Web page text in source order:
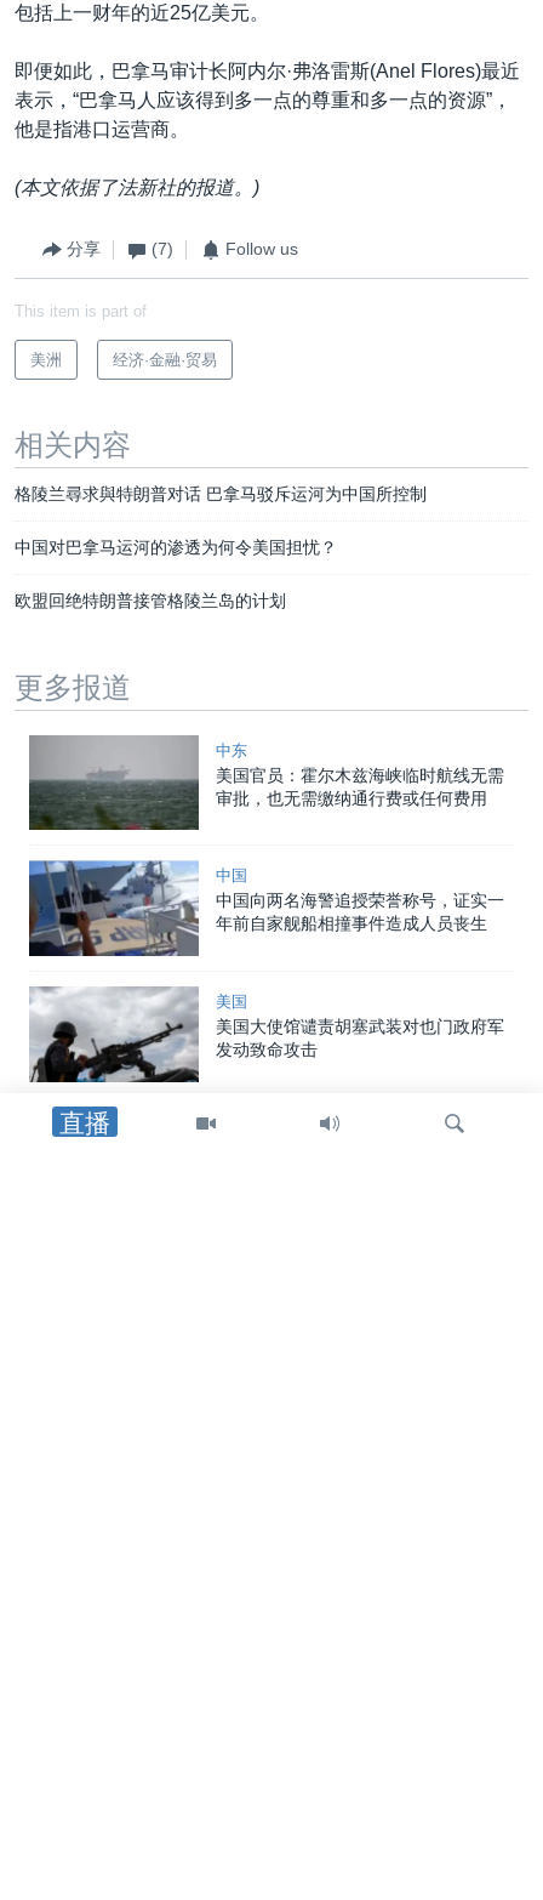
直播
包括上一财年的近25亿美元。
即便如此，巴拿马审计长阿内尔·弗洛雷斯(Anel Flores)最近
表示，“巴拿马人应该得到多一点的尊重和多一点的资源”，
他是指港口运营商。
(本文依据了法新社的报道。)
分享 (7) Follow us
This item is part of
美洲 经济·金融·贸易
相关内容
格陵兰尋求與特朗普对话 巴拿马驳斥运河为中国所控制
中国对巴拿马运河的渗透为何令美国担忧？
欧盟回绝特朗普接管格陵兰岛的计划
更多报道
中东
美国官员：霍尔木兹海峡临时航线无需
审批，也无需缴纳通行费或任何费用
中国
中国向两名海警追授荣誉称号，证实一
年前自家舰船相撞事件造成人员丧生
美国
美国大使馆谴责胡塞武装对也门政府军
发动致命攻击